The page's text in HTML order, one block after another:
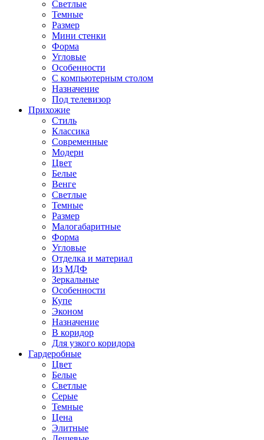
Светлые
Темные
Размер
Мини стенки
Форма
Угловые
Особенности
С компьютерным столом
Назначение
Под телевизор
Прихожие
Стиль
Классика
Современные
Модерн
Цвет
Белые
Венге
Светлые
Темные
Размер
Малогабаритные
Форма
Угловые
Отделка и материал
Из МДФ
Зеркальные
Особенности
Купе
Эконом
Назначение
В коридор
Для узкого коридора
Гардеробные
Цвет
Белые
Светлые
Серые
Темные
Цена
Элитные